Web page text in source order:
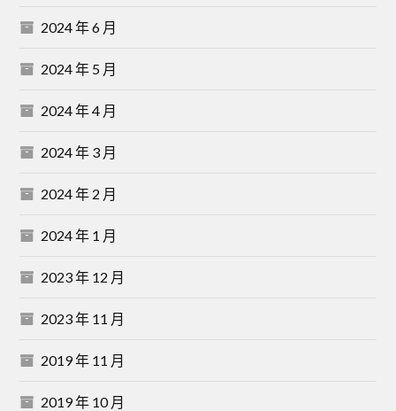
2024 年 6 月
2024 年 5 月
2024 年 4 月
2024 年 3 月
2024 年 2 月
2024 年 1 月
2023 年 12 月
2023 年 11 月
2019 年 11 月
2019 年 10 月